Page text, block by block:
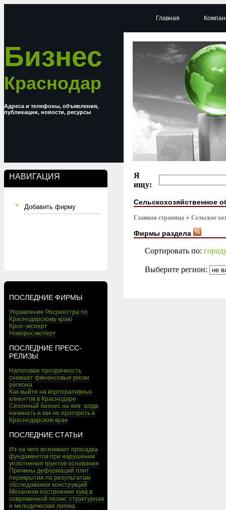
Бизнес
Краснодар
Адреса и телефоны, объявления,
публикации, новости, ресурсы
НАВИГАЦИЯ
Добавить фирму
ПОСЛЕДНИЕ ФИРМЫ
Управление Росреестра по
Краснодарскому краю
Кроп-эксперт
Новоросэксперт
ПОСЛЕДНИЕ ПРЕСС-
РЕЛИЗЫ
Налоговая прозрачность
снижает финансовые риски
региона
Как выйти на корпоративных
клиентов в Краснодаре
Сезонный бизнес на юге: когда
начинать и как не прогореть в
Краснодарском крае
ПОСЛЕДНИЕ СТАТЬИ
Из-за чего возникает просадка
фундаментов при нарушении
уплотнения грунтов основания
Причины деформаций плит
перекрытия по результатам
обследования конструкций
Механизм построения хука в
современной песне: структурная
и мелодическая логика
Главная
Я
ищу:
Сельскохозяйственное
Главная страница Сельское
Фирмы раздела
Сортировать по:
Выберите регион: